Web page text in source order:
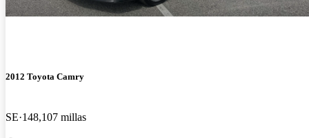
2012 Toyota Camry
SE 148,107 millas